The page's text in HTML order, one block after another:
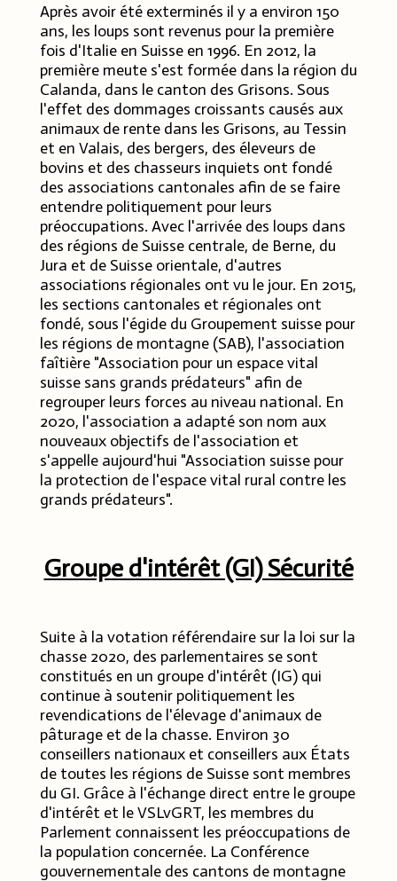
Après avoir été exterminés il y a environ 150
ans, les loups sont revenus pour la première
fois d'Italie en Suisse en 1996. En 2012, la
première meute s'est formée dans la région du
Calanda, dans le canton des Grisons. Sous
l'effet des dommages croissants causés aux
animaux de rente dans les Grisons, au Tessin
et en Valais, des bergers, des éleveurs de
bovins et des chasseurs inquiets ont fondé
des associations cantonales afin de se faire
entendre politiquement pour leurs
préoccupations. Avec l'arrivée des loups dans
des régions de Suisse centrale, de Berne, du
Jura et de Suisse orientale, d'autres
associations régionales ont vu le jour. En 2015,
les sections cantonales et régionales ont
fondé, sous l'égide du Groupement suisse pour
les régions de montagne (SAB), l'association
faîtière "Association pour un espace vital
suisse sans grands prédateurs" afin de
regrouper leurs forces au niveau national. En
2020, l'association a adapté son nom aux
nouveaux objectifs de l'association et
s'appelle aujourd'hui "Association suisse pour
la protection de l'espace vital rural contre les
grands prédateurs".
Groupe d'intérêt (GI) Sécurité
Suite à la votation référendaire sur la loi sur la
chasse 2020, des parlementaires se sont
constitués en un groupe d'intérêt (IG) qui
continue à soutenir politiquement les
revendications de l'élevage d'animaux de
pâturage et de la chasse. Environ 30
conseillers nationaux et conseillers aux États
de toutes les régions de Suisse sont membres
du GI. Grâce à l'échange direct entre le groupe
d'intérêt et le VSLvGRT, les membres du
Parlement connaissent les préoccupations de
la population concernée. La Conférence
gouvernementale des cantons de montagne